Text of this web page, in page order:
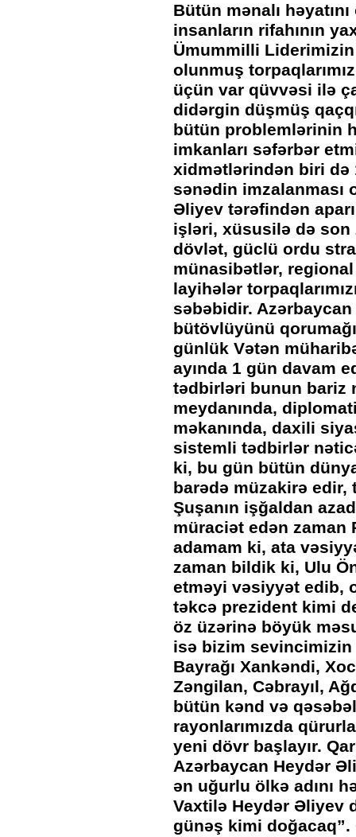
Bütün mənalı
insanların rifahının
Ümummilli
olunmuş
üçün var qüvvəsi ilə
didərgin düşmüş
bütün problemlərinin
imkanları səfərbər
xidmətlərindən biri də
sənədin imzalanması
Əliyev tərəfindən
işləri, xüsusilə də
dövlət, güclü ordu
münasibətlər,
layihələr
səbəbidir.
bütövlüyünü
günlük Vətən
ayında 1 gün davam
tədbirləri bunun bariz
meydanında,
məkanında, daxili
sistemli tədbirlər
ki, bu gün bütün
barədə müzakirə edir,
Şuşanın işğaldan
müraciət edən zaman
adamam ki, ata
zaman bildik ki, Ulu
etməyi vəsiyyət edib,
təkcə prezident kimi
öz üzərinə böyük
isə bizim
Bayrağı Xankəndi,
Zəngilan, Cəbrayıl,
bütün kənd və
rayonlarımızda
yeni dövr başlayır.
Azərbaycan Heydər
ən uğurlu ölkə adını
Vaxtilə Heydər Əliyev
günəş kimi